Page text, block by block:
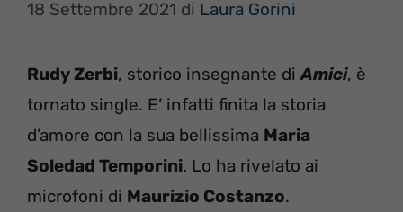
18 Settembre 2021 di Laura Gorini
Rudy Zerbi, storico insegnante diAmici, è
tornato single. E’ infatti finita la storia
d’amore con la sua bellissima Maria
Soledad Temporini. Lo ha rivelato ai
microfoni di Maurizio Costanzo.